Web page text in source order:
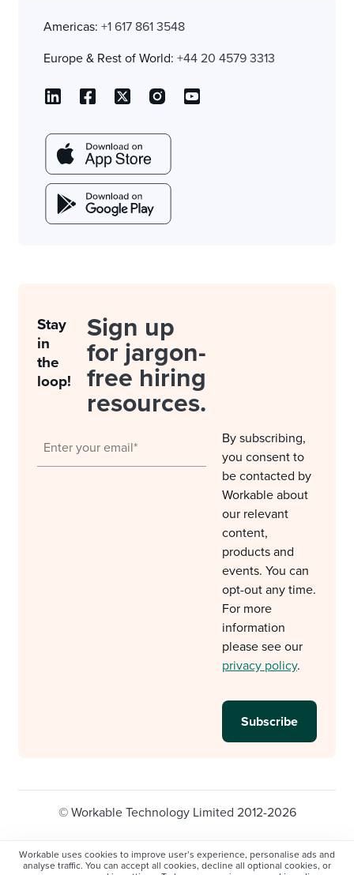
Workable uses cookies to improve user’s experience, personalise ads and
analyse traffic. You can accept all cookies, decline all optional cookies, or
Americas: +1 617 861 3548
Europe & Rest of World: +44 20 4579 3313
Stay
in
the
loop!
Sign up
for jargon-
free hiring
resources.
By subscribing,
you consent to
be contacted by
Workable about
our relevant
content,
products and
events. You can
opt-out any time.
For more
information
please see our
privacy policy.
© Workable Technology Limited 2012-2026
Privacy policy
Cookie Settings